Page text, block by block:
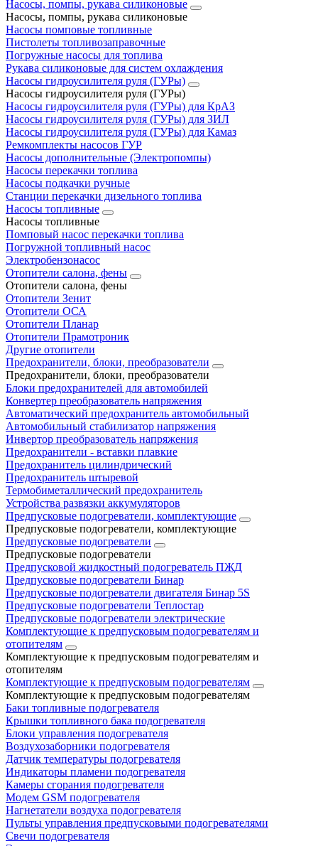
Насосы, помпы, рукава силиконовые
Насосы, помпы, рукава силиконовые
Насосы помповые топливные
Пистолеты топливозаправочные
Погружные насосы для топлива
Рукава силиконовые для систем охлаждения
Насосы гидроусилителя руля (ГУРы)
Насосы гидроусилителя руля (ГУРы)
Насосы гидроусилителя руля (ГУРы) для КрАЗ
Насосы гидроусилителя руля (ГУРы) для ЗИЛ
Насосы гидроусилителя руля (ГУРы) для Камаз
Ремкомплекты насосов ГУР
Насосы дополнительные (Электропомпы)
Насосы перекачки топлива
Насосы подкачки ручные
Станции перекачки дизельного топлива
Насосы топливные
Насосы топливные
Помповый насос перекачки топлива
Погружной топливный насос
Электробензонасос
Отопители салона, фены
Отопители салона, фены
Отопители Зенит
Отопители ОСА
Отопители Планар
Отопители Прамотроник
Другие отопители
Предохранители, блоки, преобразователи
Предохранители, блоки, преобразователи
Блоки предохранителей для автомобилей
Конвертер преобразователь напряжения
Автоматический предохранитель автомобильный
Автомобильный стабилизатор напряжения
Инвертор преобразователь напряжения
Предохранители - вставки плавкие
Предохранитель цилиндрический
Предохранитель штыревой
Термобиметаллический предохранитель
Устройства развязки аккумуляторов
Предпусковые подогреватели, комплектующие
Предпусковые подогреватели, комплектующие
Предпусковые подогреватели
Предпусковые подогреватели
Предпусковой жидкостный подогреватель ПЖД
Предпусковые подогреватели Бинар
Предпусковые подогреватели двигателя Бинар 5S
Предпусковые подогреватели Теплостар
Предпусковые подогреватели электрические
Комплектующие к предпусковым подогревателям и
отопителям
Комплектующие к предпусковым подогревателям и
отопителям
Комплектующие к предпусковым подогревателям
Комплектующие к предпусковым подогревателям
Баки топливные подогревателя
Крышки топливного бака подогревателя
Блоки управления подогревателя
Воздухозаборники подогревателя
Датчик температуры подогревателя
Индикаторы пламени подогревателя
Камеры сгорания подогревателя
Модем GSM подогревателя
Нагнетатели воздуха подогревателя
Пульты управления предпусковыми подогревателями
Свечи подогревателя